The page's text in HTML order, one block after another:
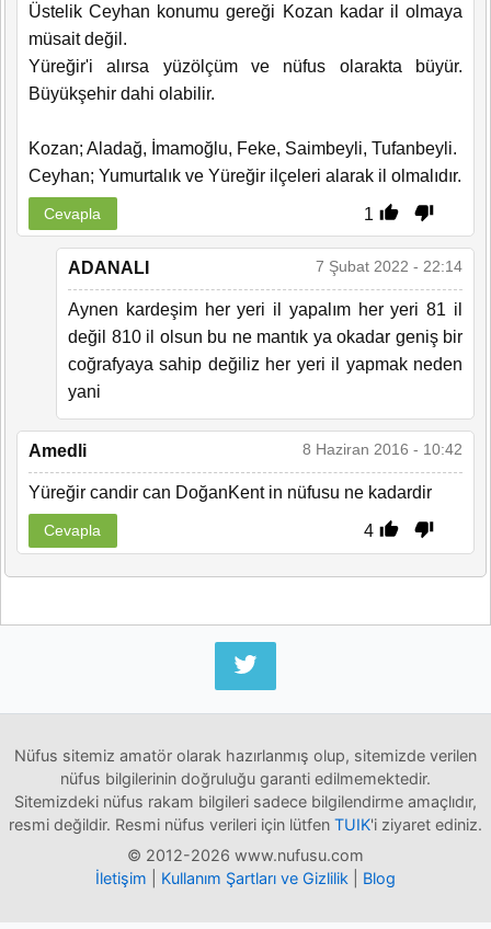
Üstelik Ceyhan konumu gereği Kozan kadar il olmaya
müsait değil.
Yüreğir'i alırsa yüzölçüm ve nüfus olarakta büyür.
Büyükşehir dahi olabilir.
Kozan; Aladağ, İmamoğlu, Feke, Saimbeyli, Tufanbeyli.
Ceyhan; Yumurtalık ve Yüreğir ilçeleri alarak il olmalıdır.
1
Cevapla
ADANALI 7 Şubat 2022 - 22:14
Aynen kardeşim her yeri il yapalım her yeri 81 il
değil 810 il olsun bu ne mantık ya okadar geniş bir
coğrafyaya sahip değiliz her yeri il yapmak neden
yani
Amedli 8 Haziran 2016 - 10:42
Yüreğir candir can DoğanKent in nüfusu ne kadardir
4
Cevapla
Nüfus sitemiz amatör olarak hazırlanmış olup, sitemizde verilen
nüfus bilgilerinin doğruluğu garanti edilmemektedir.
Sitemizdeki nüfus rakam bilgileri sadece bilgilendirme amaçlıdır,
resmi değildir. Resmi nüfus verileri için lütfen TUIK'i ziyaret ediniz.
© 2012-2026 www.nufusu.com
İletişim
Kullanım Şartları ve Gizlilik Blog